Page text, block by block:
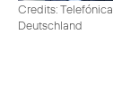
Credits: Telefónica
Deutschland